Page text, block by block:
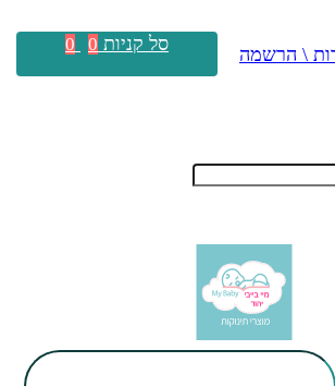
\ הרשמה סל קניות 0
0